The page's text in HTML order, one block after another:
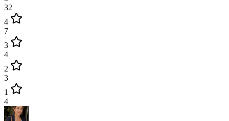
32
4
7
3
4
2
3
1
4